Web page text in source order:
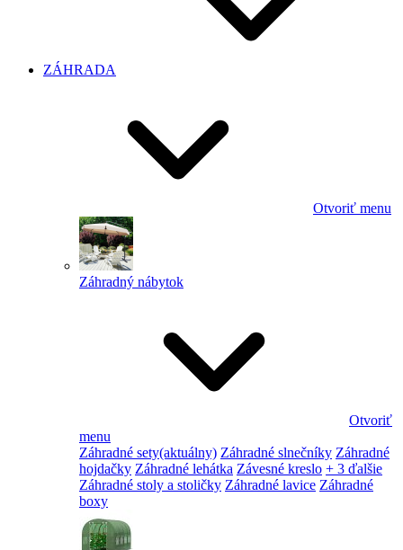
ZÁHRADA
Otvoriť menu
Záhradný nábytok
Otvoriť
menu
Záhradné sety(aktuálny) Záhradné slnečníky Záhradné
hojdačky Záhradné lehátka Závesné kreslo + 3 ďalšie
Záhradné stoly a stoličky Záhradné lavice Záhradné
boxy